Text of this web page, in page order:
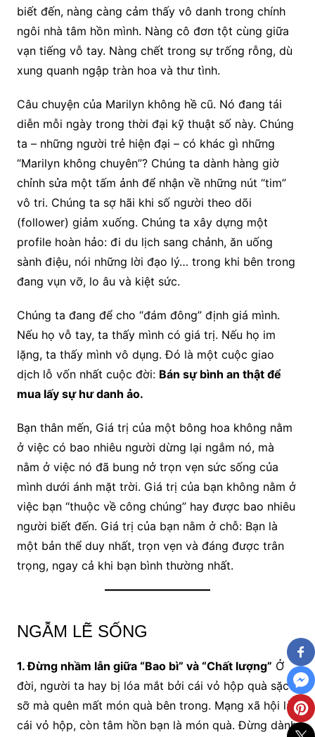
biết đến, nàng càng cảm thấy vô danh trong chính
ngôi nhà tâm hồn mình. Nàng cô đơn tột cùng giữa
vạn tiếng vỗ tay. Nàng chết trong sự trống rỗng, dù
xung quanh ngập tràn hoa và thư tình.
Câu chuyện của Marilyn không hề cũ. Nó đang tái
diễn mỗi ngày trong thời đại kỹ thuật số này. Chúng
ta – những người trẻ hiện đại – có khác gì những
“Marilyn không chuyên”? Chúng ta dành hàng giờ
chỉnh sửa một tấm ảnh để nhận về những nút “tim”
vô tri. Chúng ta sợ hãi khi số người theo dõi
(follower) giảm xuống. Chúng ta xây dựng một
profile hoàn hảo: đi du lịch sang chảnh, ăn uống
sành điệu, nói những lời đạo lý… trong khi bên trong
đang vụn vỡ, lo âu và kiệt sức.
Chúng ta đang để cho “đám đông” định giá mình.
Nếu họ vỗ tay, ta thấy mình có giá trị. Nếu họ im
lặng, ta thấy mình vô dụng. Đó là một cuộc giao
dịch lỗ vốn nhất cuộc đời: Bán sự bình an thật để
mua lấy sự hư danh ảo.
Bạn thân mến, Giá trị của một bông hoa không nằm
ở việc có bao nhiêu người dừng lại ngắm nó, mà
nằm ở việc nó đã bung nở trọn vẹn sức sống của
mình dưới ánh mặt trời. Giá trị của bạn không nằm ở
việc bạn “thuộc về công chúng” hay được bao nhiêu
người biết đến. Giá trị của bạn nằm ở chỗ: Bạn là
một bản thể duy nhất, trọn vẹn và đáng được trân
trọng, ngay cả khi bạn bình thường nhất.
NGẪM LẼ SỐNG
1. Đừng nhầm lẫn giữa “Bao bì” và “Chất lượng” Ở
đời, người ta hay bị lóa mắt bởi cái vỏ hộp quà sặc
sỡ mà quên mất món quà bên trong. Mạng xã hội là
cái vỏ hộp, còn tâm hồn bạn là món quà. Đừng dành